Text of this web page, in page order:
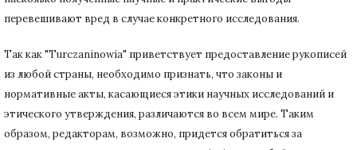
перевешивают вред в случае конкретного исследования.
Так как "Turczaninowia" приветствует предоставление рукописей
из любой страны, необходимо признать, что законы и
нормативные акты, касающиеся этики научных исследований и
этического утверждения, различаются во всем мире. Таким
образом, редакторам, возможно, придется обратиться за